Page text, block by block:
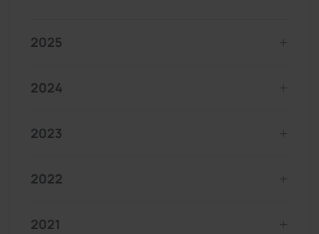
2025
2024
2023
2022
2021